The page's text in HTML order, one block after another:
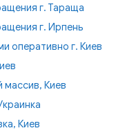
г. Тараща
г. Ирпень
оперативно г. Киев
массив, Киев
Киев